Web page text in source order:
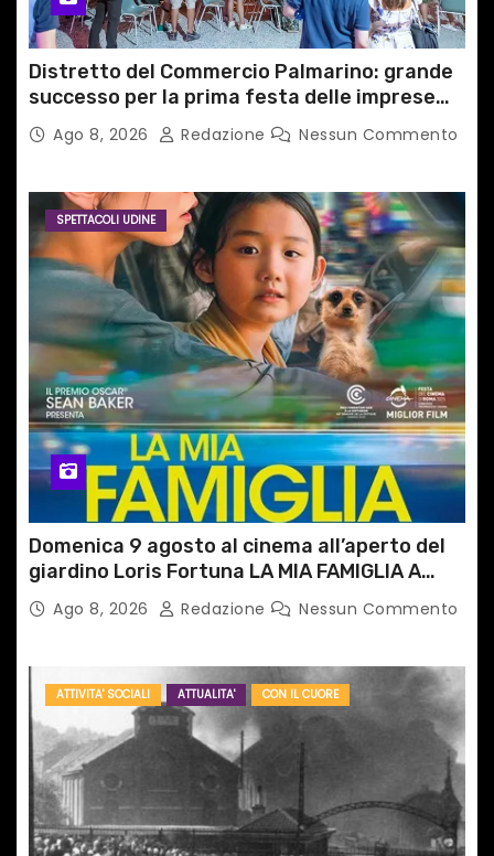
Distretto del Commercio Palmarino: grande
successo per la prima festa delle imprese
del territorio
Ago 8, 2026 Redazione Nessun Commento
SPETTACOLI UDINE
Domenica 9 agosto al cinema all’aperto del
giardino Loris Fortuna LA MIA FAMIGLIA A
TAIPEIAgo 8, 2026 Redazione Nessun Commento
ATTIVITA' SOCIALI ATTUALITA' CON IL CUORE